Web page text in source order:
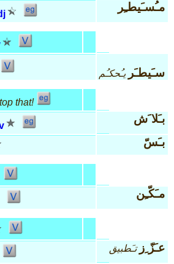
مـُسـَيطـِر
سـَيطـَر يـُحكـُم
that!
بـَلا َش
بـَسّ
مـَكّـِن
عـَزّ ِز تـَطبيق